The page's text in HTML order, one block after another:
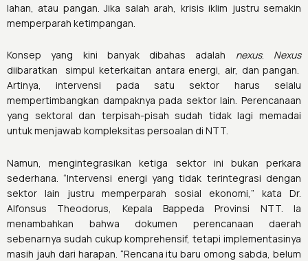
lahan, atau pangan. Jika salah arah, krisis iklim justru semakin
memperparah ketimpangan.
Konsep yang kini banyak dibahas adalah nexus. Nexus
diibaratkan simpul keterkaitan antara energi, air, dan pangan.
Artinya, intervensi pada satu sektor harus selalu
mempertimbangkan dampaknya pada sektor lain. Perencanaan
yang sektoral dan terpisah-pisah sudah tidak lagi memadai
untuk menjawab kompleksitas persoalan di NTT.
Namun, mengintegrasikan ketiga sektor ini bukan perkara
sederhana. “Intervensi energi yang tidak terintegrasi dengan
sektor lain justru memperparah sosial ekonomi,” kata Dr.
Alfonsus Theodorus, Kepala Bappeda Provinsi NTT. Ia
menambahkan bahwa dokumen perencanaan daerah
sebenarnya sudah cukup komprehensif, tetapi implementasinya
masih jauh dari harapan. “Rencana itu baru omong sabda, belum